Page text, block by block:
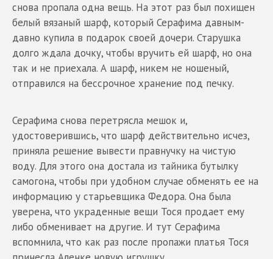
снова пропала одна вещь. На этот раз был похищен
белый вязаный шарф, который Серафима давным-
давно купила в подарок своей дочери. Старушка
долго ждала дочку, чтобы вручить ей шарф, но она
так и не приехала. А шарф, никем не ношеный,
отправился на бессрочное хранение под печку.
Серафима снова перетрясла мешок и,
удостоверившись, что шарф действительно исчез,
приняла решение вывести правнучку на чистую
воду. Для этого она достала из тайника бутылку
самогона, чтобы при удобном случае обменять ее на
информацию у старьевщика Федора. Она была
уверена, что украденные вещи Тося продает ему
либо обменивает на другие. И тут Серафима
вспомнила, что как раз после пропажи платья Тося